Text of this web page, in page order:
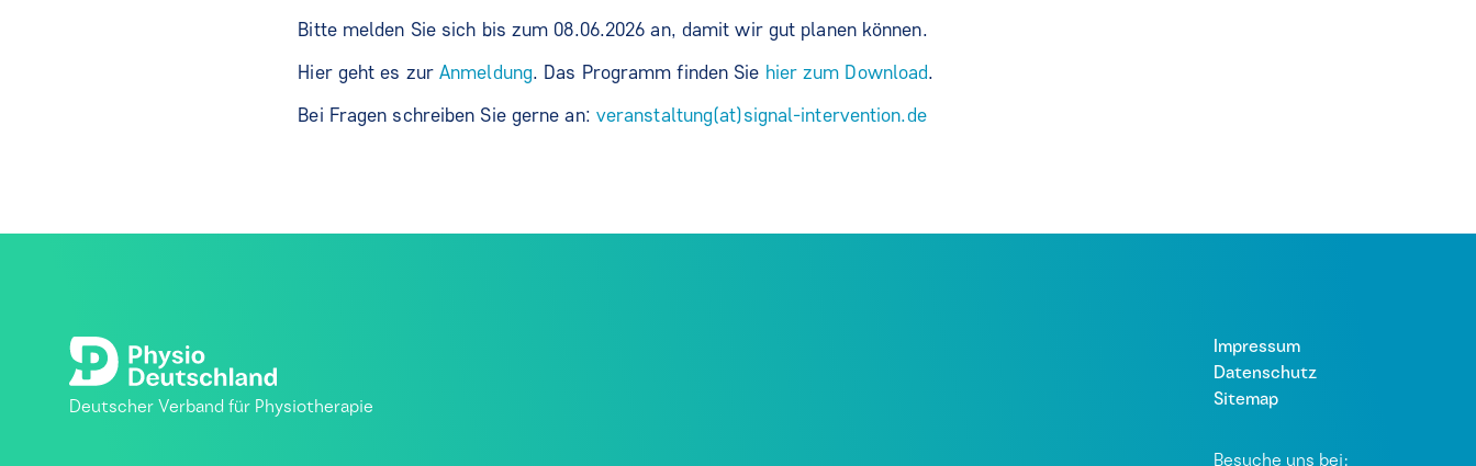
Bitte melden Sie sich bis zum 08.06.2026 an, damit wir gut planen können.
Hier geht es zur Anmeldung. Das Programm finden Sie hier zum Download.
Bei Fragen schreiben Sie gerne an: veranstaltung(at)signal-intervention.de
Deutscher Verband für Physiotherapie
Impressum
Datenschutz
Sitemap
Besuche uns bei: